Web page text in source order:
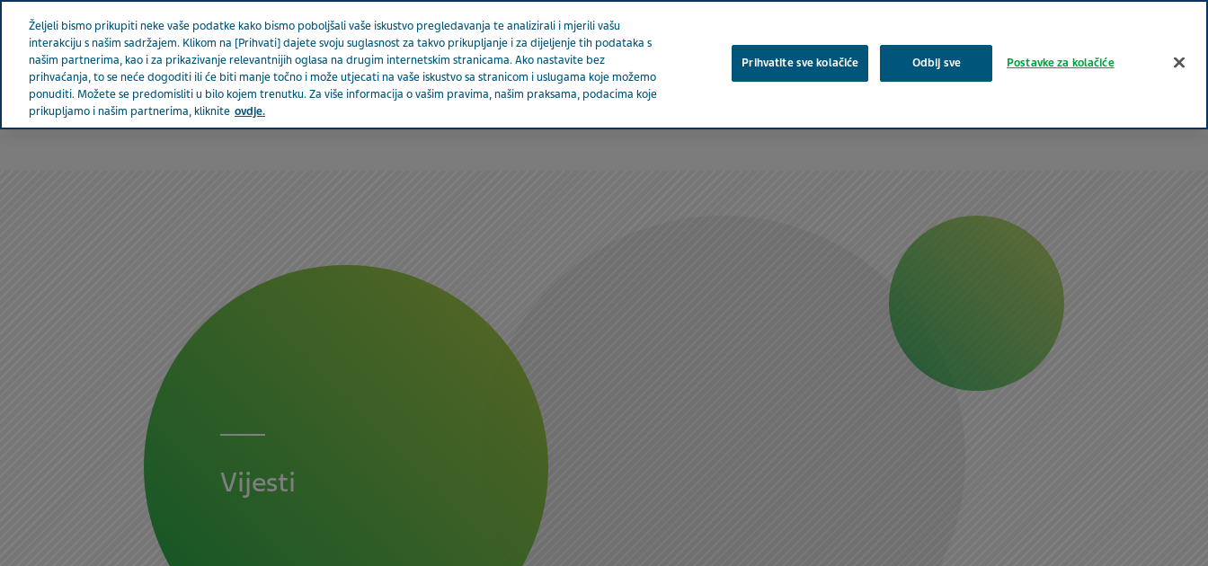
Teva u svijetu
BOSNA I HERCEGOVINA
Vijesti
Željeli bismo prikupiti neke vaše podatke kako bismo poboljšali vaše iskustvo pregledavanja te analizirali i mjerili vašu
interakciju s našim sadržajem. Klikom na [Prihvati] dajete svoju suglasnost za takvo prikupljanje i za dijeljenje tih podataka s
našim partnerima, kao i za prikazivanje relevantnijih oglasa na drugim internetskim stranicama. Ako nastavite bez
prihvaćanja, to se neće dogoditi ili će biti manje točno i može utjecati na vaše iskustvo sa stranicom i uslugama koje možemo
ponuditi. Možete se predomisliti u bilo kojem trenutku. Za više informacija o vašim pravima, našim praksama, podacima koje
prikupljamo i našim partnerima, kliknite ovdje.
Prihvatite sve kolačiće Odbij sve Postavke za kolačiće